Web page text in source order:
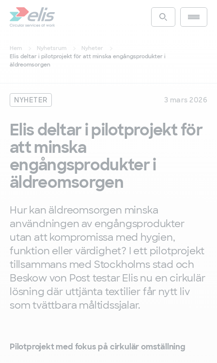
huvudinnehållAccess the
Main
Hem Nyhetsrum
Nyheter
Elis deltar i pilotprojekt för att minska engångsprodukter i
äldreomsorgen
NYHETER 3 mars 2026
Elis deltar i pilotprojekt för
att minska
engångsprodukter i
äldreomsorgen
Hur kan äldreomsorgen minska
användningen av engångsprodukter
utan att kompromissa med hygien,
funktion eller värdighet? I ett pilotprojekt
tillsammans med Stockholms stad och
Beskow von Post testar Elis nu en cirkulär
lösning där uttjänta textilier får nytt liv
som tvättbara måltidssjalar.
Pilotprojekt med fokus på cirkulär omställning